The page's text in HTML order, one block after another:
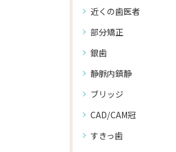
近くの歯医者
部分矯正
銀歯
静脈内鎮静
ブリッジ
CAD/CAM冠
すきっ歯